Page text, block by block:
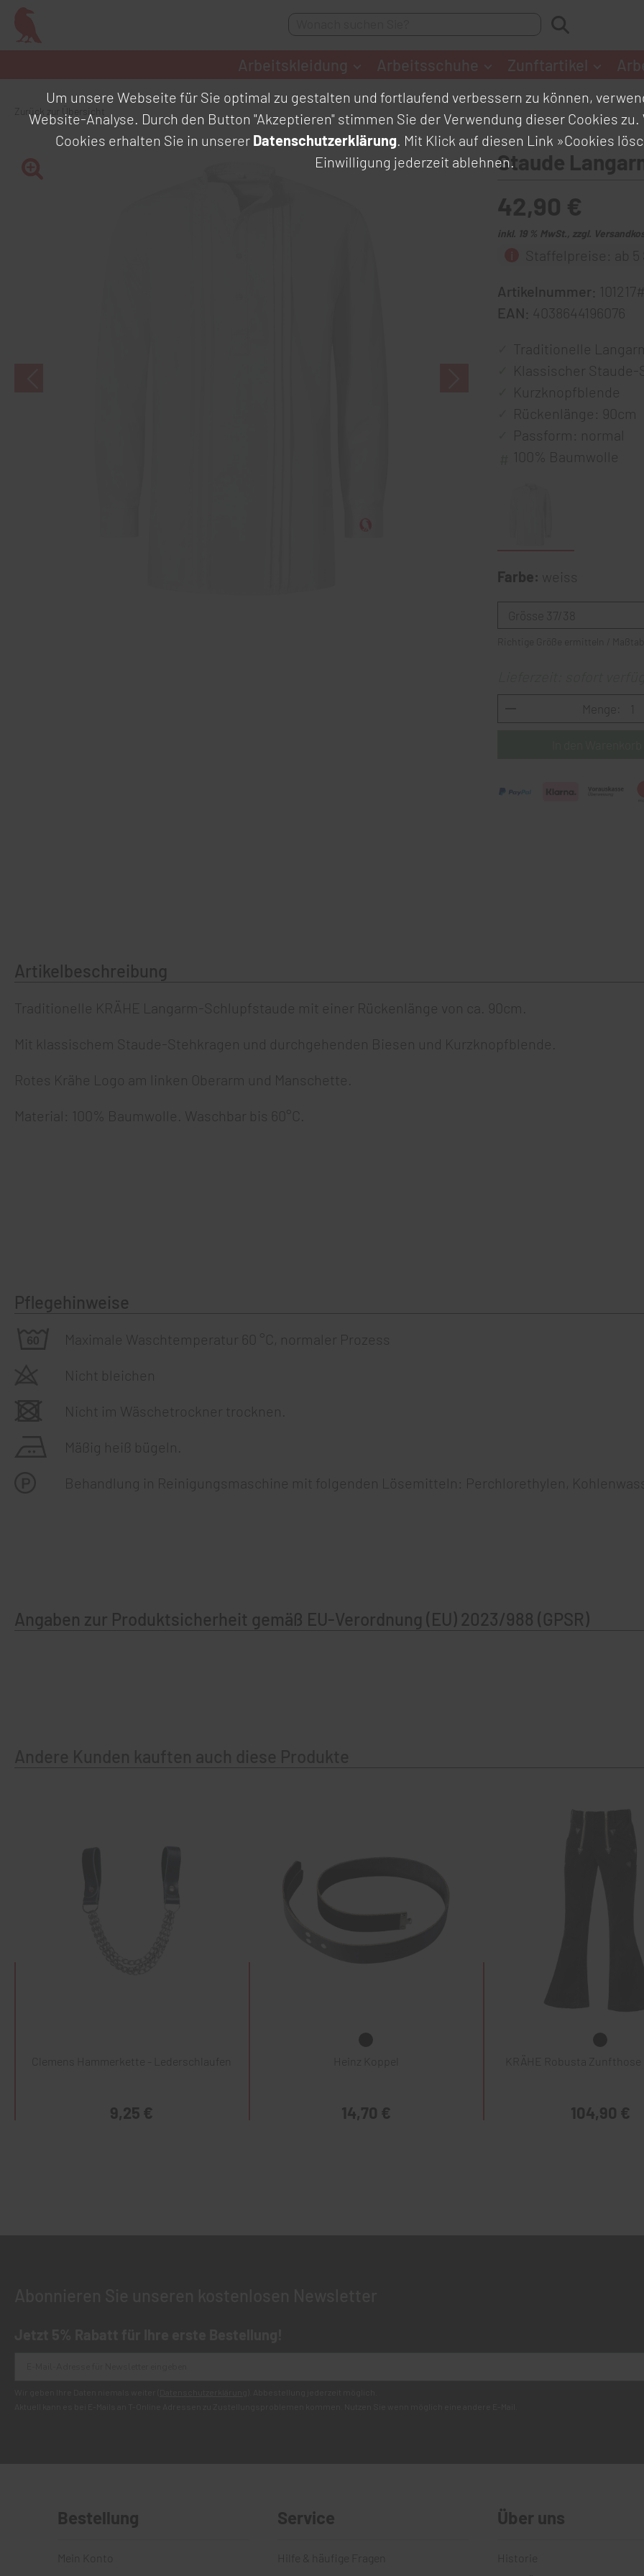
Zurück zur Übersicht
Staude
42,90 €
inkl. 19 % MwSt., zzgl.
Staffelpreise: ab 5
Artikelnummer:
EAN: 4038644196076
Traditionelle
Klassischer
Kurzknopfblende
Rückenlänge: 90cm
Passform: normal
100% Baumwolle
Farbe: weiss
Menge:
Artikelbeschreibung
Traditionelle KRÄHE Langarm-Schlupfstaude mit einer Rückenlänge von ca. 90cm.
Mit klassischem Staude-Stehkragen und durchgehenden Biesen und Kurzknopfblende.
Rotes Krähe Logo am linken Oberarm und Manschette.
Material: 100% Baumwolle. Waschbar bis 60°C.
Pflegehinweise
Maximale Waschtemperatur 60 °C, normaler Prozess
Nicht bleichen
Nicht im Wäschetrockner trocknen.
Mäßig heiß bügeln.
Behandlung in Reinigungsmaschine mit folgenden Lösemitteln: Perchlorethylen,
Angaben zur Produktsicherheit gemäß EU-Verordnung (EU) 2023/988 (GPSR)
Clemens Hammerkette - Lederschlaufen
9,25 € 14,70 €
KRÄHE Robusta
104,90 €
Um unsere Webseite für Sie optimal zu gestalten und fortlaufend verbessern zu können,
Website-Analyse. Durch den Button "Akzeptieren" stimmen Sie der Verwendung dieser Cookies
Cookies erhalten Sie in unserer Datenschutzerklärung. Mit Klick auf diesen Link »Cookies
Einwilligung jederzeit ablehnen.
Bestellung Service
Hilfe & häufige Fragen
Über uns